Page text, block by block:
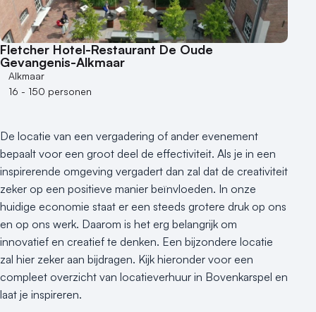
Fletcher Hotel-Restaurant De Oude
Gevangenis-Alkmaar
Alkmaar
16 - 150 personen
De locatie van een vergadering of ander evenement
bepaalt voor een groot deel de effectiviteit. Als je in een
inspirerende omgeving vergadert dan zal dat de creativiteit
zeker op een positieve manier beïnvloeden. In onze
huidige economie staat er een steeds grotere druk op ons
en op ons werk. Daarom is het erg belangrijk om
innovatief en creatief te denken. Een bijzondere locatie
zal hier zeker aan bijdragen. Kijk hieronder voor een
compleet overzicht van locatieverhuur in Bovenkarspel en
laat je inspireren.